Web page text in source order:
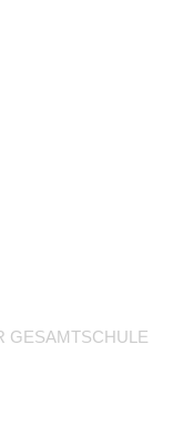
GESAMTSCHULE